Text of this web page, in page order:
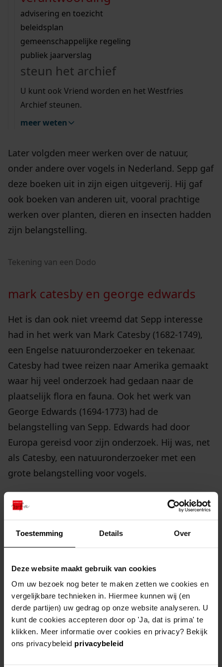
Toestemming Details Over
Deze website maakt gebruik van cookies
Om uw bezoek nog beter te maken zetten we cookies en
vergelijkbare technieken in. Hiermee kunnen wij (en
derde partijen) uw gedrag op onze website analyseren. U
kunt de cookies accepteren door op 'Ja, dat is prima' te
klikken. Meer informatie over cookies en privacy? Bekijk
ons privacybeleid privacybeleid
bouwvergunningen
omgevingsvergunningen
vergunningen
beeld en geluid
uitleg nodig?
Wij helpen u op weg met een aantal zoektips.
bekijk alle zoektips
Wij helpen u op weg met een aantal zoektips.
bekijk alle zoektips
bekijk ons geschiedenislokaal
advisering en toezicht
beleidsplan
gemeenschappelijke regeling
publiek jaarverslag
steun het archief
U kunt ook Vriend worden en het Westfries
Archief steunen.
meer weten
Jan Christiaan Sepp (1739-1811) was een uitgever
in Amsterdam. Maar hij was ook tekenaar en
graveur met een grote interesse in de natuur,
vooral in insecten. Al op jonge leeftijd maakte
hij samen met zijn vader gravures van insecten.
Later volgden meer werken over de natuur,
onder andere over vogels in Nederland. Sepp gaf
deze boeken uit in zijn eigen uitgeverij. Hij gaf
ook boeken van anderen uit, vooral prachtige
werken over planten, dieren en insecten hadden
zijn belangstelling.
Tekening van een Dodo
mark catesby en george edwards
Het is dan ook niet vreemd dat Sepp interesse
had in het werk van Mark Catesby (1682-1749),
een Engelse natuuronderzoeker en tekenaar.
Catesby had twee reizen naar Amerika gemaakt
waar hij veel onderzoek had gedaan naar de
plaatselijk flora en fauna. Ook het werk van
George Edwards (1694-1773) had de
belangstelling van Sepp. Edwards had door
Europa gereisd voor zijn onderzoek. Hij was, net
als Catesby, een natuuronderzoeker met een
grote belangstelling voor vogels.
Zowel Edwards als Catesby lieten de resultaten
van hun onderzoek drukken in Engeland. Een
selectie van het werk van Catesby en Edwards
werd in Duitsland uitgegeven door Seligmann.
Dit werk werd door M. Houttuijn bewerkt en
naar het Nederlands vertaald en vervolgens
vanaf 1772 bij Sepp gedrukt.
Tekening van een vogel, Le Cardinal